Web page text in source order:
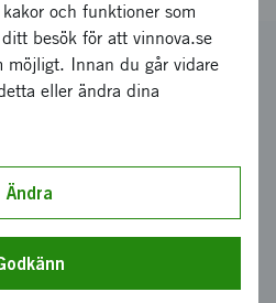
och funktioner som
besök för att vinnova.se
möjligt. Innan du går vidare
eller ändra dina
Ändra